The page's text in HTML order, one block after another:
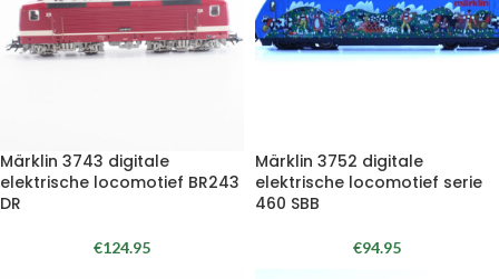
Märklin 3743 digitale
elektrische locomotief BR243
DR
€124.95
Märklin 3752 digitale
elektrische locomotief serie
460 SBB
€94.95